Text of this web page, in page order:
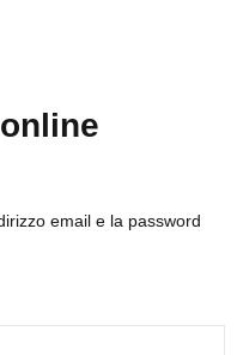
email e la password